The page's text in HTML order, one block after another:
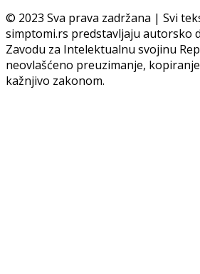
© 2023 Sva prava zadržana | Svi
simptomi.rs predstavljaju autorsko
Zavodu za Intelektualnu svojinu
neovlašćeno preuzimanje,
kažnjivo zakonom.